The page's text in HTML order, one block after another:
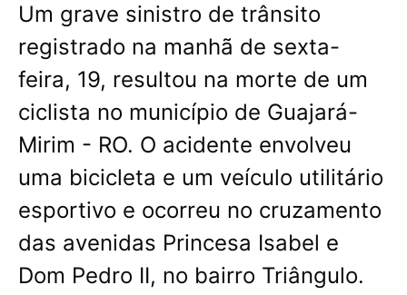
Um grave sinistro de trânsito
registrado na manhã de sexta-
feira, 19, resultou na morte de um
ciclista no município de Guajará-
Mirim - RO. O acidente envolveu
uma bicicleta e um veículo utilitário
esportivo e ocorreu no cruzamento
das avenidas Princesa Isabel e
Dom Pedro II, no bairro Triângulo.